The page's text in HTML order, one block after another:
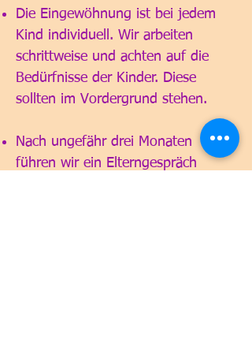
Die Eingewöhnung ist bei jedem
Kind individuell. Wir arbeiten
schrittweise und achten auf die
Bedürfnisse der Kinder. Diese
sollten im Vordergrund stehen.
Nach ungefähr drei Monaten
führen wir ein Elterngespräch